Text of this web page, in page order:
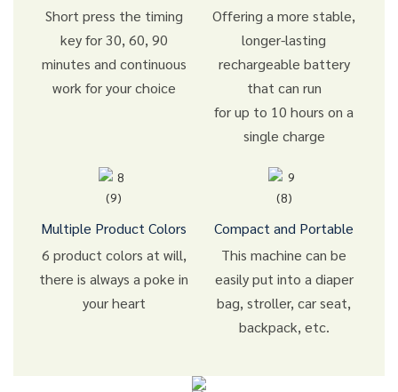
Short press the timing
key for 30, 60, 90
minutes and continuous
work for your choice
Offering a more stable,
longer-lasting
rechargeable battery
that can run
for up to 10 hours on a
single charge
Multiple Product Colors
6 product colors at will,
there is always a poke in
your heart
Compact and Portable
This machine can be
easily put into a diaper
bag, stroller, car seat,
backpack, etc.